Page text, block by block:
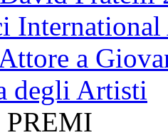
International
a
degli Artisti